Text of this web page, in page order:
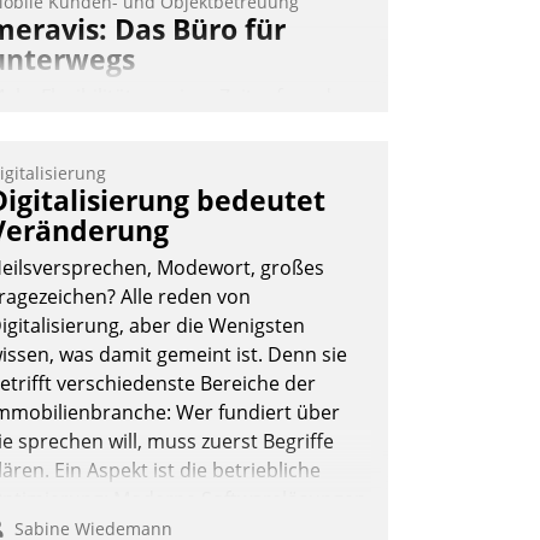
Das Büro für
von Datatrain. Die meravis
und Immobilien GmbH
sich dabei für den Betrieb der Lösung
die SAP Cloud Platform entschieden
erstes Unternehmen am
Andreas Lerchner
bedeutet
Modewort, großes
Alle reden von
aber die Wenigsten
was damit gemeint ist. Denn sie
verschiedenste Bereiche der
Wer fundiert über
sprechen will, muss zuerst Begriffe
Ein Aspekt ist die betriebliche
große Einsparungen durch
Sabine Wiedemann